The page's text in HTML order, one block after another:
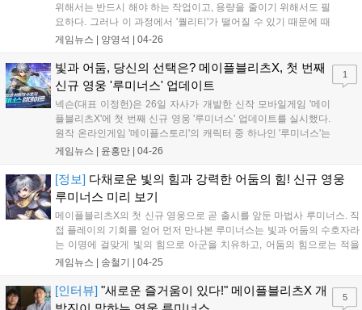
위해서는 반드시 해야 하는 작업이고, 용량을 줄이기 위해서도 필
요하다. 그러나 이 과정에서 '퀄리티'가 떨어질 수 있기 때문에 때
로는 '선택'이 필요하기도 하다. 개인적으로 과거 인터뷰...
게임뉴스 | 양영석 04-26
빛과 어둠, 당신의 선택은? 메이플블리츠X, 첫 번째
신규 영웅 '루미너스' 업데이트
넥슨(대표 이정헌)은 26일 자사가 개발한 신작 모바일게임 '메이
플블리츠X'에 첫 번째 신규 영웅 '루미너스' 업데이트를 실시했다.
원작 온라인게임 '메이플스토리'의 캐릭터 중 하나인 '루미너스'는
'메이플블리츠X'에서 빛과 어둠을...
게임뉴스 | 윤홍만 04-26
1
[정보] 다채로운 빛의 힘과 강력한 어둠의 힘! 신규 영웅
루미너스 미리 보기
메이플블리츠X의 첫 신규 영웅으로 곧 출시를 앞둔 마법사 루미너스. 직
접 플레이의 기회를 얻어 먼저 만나본 루미너스는 빛과 어둠의 수호자라
는 이명에 걸맞게 빛의 힘으로 아군을 치유하고, 어둠의 힘으로는 적을
공격하는 등 2가지 효과를 동시에 지닌 색다...
게임뉴스 | 송철기 04-25
[인터뷰] "새로운 즐거움이 있다!" 메이플블리츠X 개
5